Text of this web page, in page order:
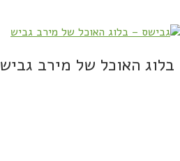
בלוג האוכל של מירב גביש